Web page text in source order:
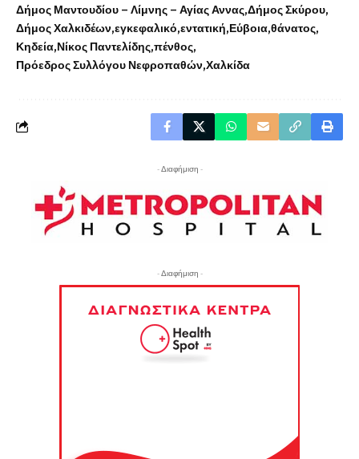
Δήμος Μαντουδίου – Λίμνης – Αγίας Αννας Δήμος Σκύρου
Δήμος Χαλκιδέων εγκεφαλικό εντατική Εύβοια θάνατος
Κηδεία Νίκος Παντελίδης πένθος
Πρόεδρος Συλλόγου Νεφροπαθών Χαλκίδα
- Διαφήμιση -
- Διαφήμιση -